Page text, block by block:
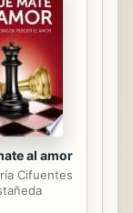
al amor
Cifuentes